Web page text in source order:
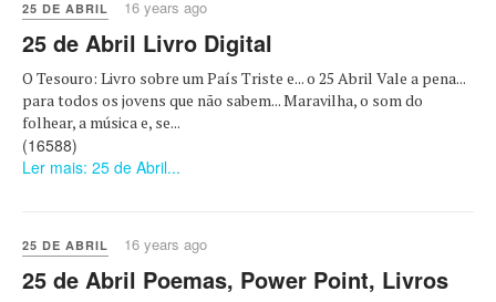
25 DE ABRIL 16 years ago
25 de Abril Livro Digital
O Tesouro: Livro sobre um País Triste e... o 25 Abril Vale a pena...
para todos os jovens que não sabem... Maravilha, o som do
folhear, a música e, se...
(16588)
Ler mais: 25 de Abril...
25 DE ABRIL 16 years ago
25 de Abril Poemas, Power Point, Livros